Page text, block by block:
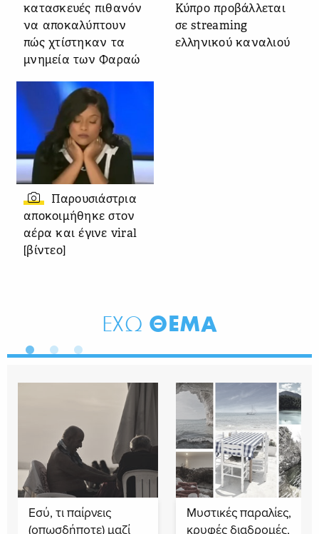
κατασκευές πιθανόν
να αποκαλύπτουν
πώς χτίστηκαν τα
μνημεία των Φαραώ
Κύπρο προβάλλεται
σε streaming
ελληνικού καναλιού
Παρουσιάστρια
αποκοιμήθηκε στον
αέρα και έγινε viral
[βίντεο]
ΕΧΩ ΘΕΜΑ
Εσύ, τι παίρνεις
(οπωσδήποτε) μαζί
Μυστικές παραλίες,
κρυφές διαδρομές,